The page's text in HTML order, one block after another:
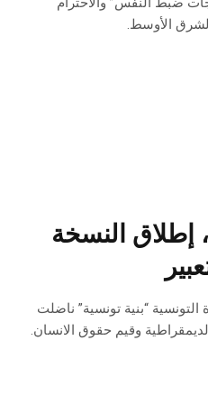
الأوسط.
إطلاق النسخة
“بنية تونسية” ناضلت
وقيم حقوق الانسان.